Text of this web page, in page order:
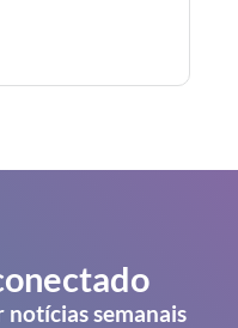
notícias semanais